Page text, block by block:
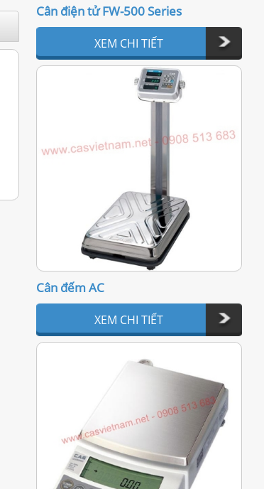
Cân điện tử FW-500 Series
XEM CHI TIẾT
Cân đếm AC
XEM CHI TIẾT